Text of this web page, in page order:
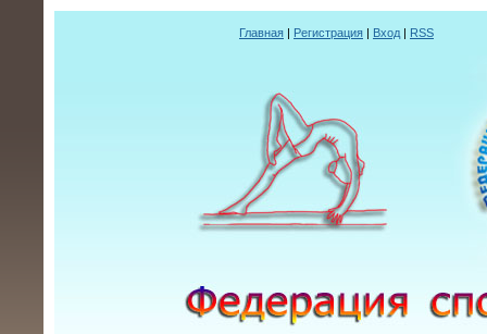
Главная | Регистрация | Вход | RSS